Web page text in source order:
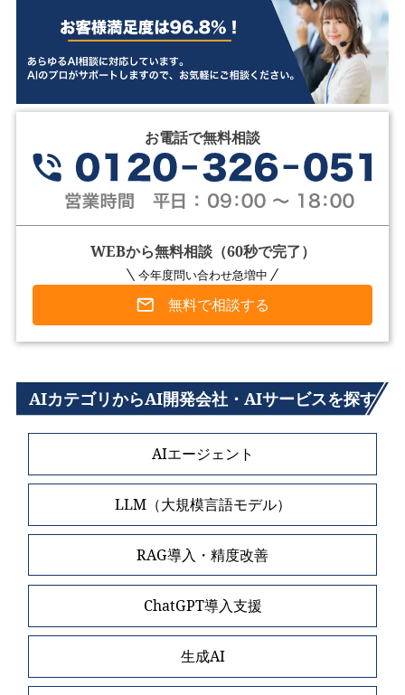
お電話で無料相談
WEBから無料相談（60秒で完了）
今年度問い合わせ急増中
無料で相談する
AIカテゴリからAI開発会社・AIサービスを探す
AIエージェント
LLM（大規模言語モデル）
RAG導入・精度改善
ChatGPT導入支援
生成AI